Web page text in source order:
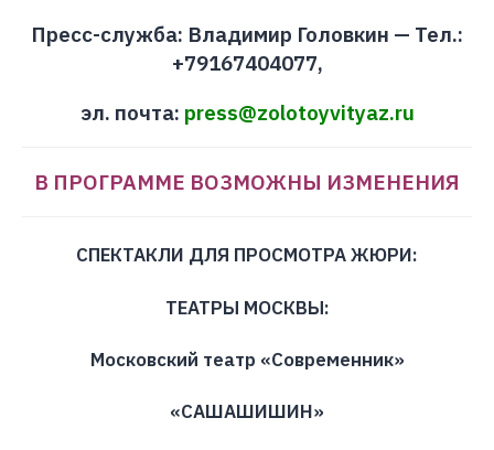
Пресс-служба: Владимир Головкин — Тел.:
+79167404077,
эл. почта: press@zolotoyvityaz.ru
В ПРОГРАММЕ ВОЗМОЖНЫ ИЗМЕНЕНИЯ
СПЕКТАКЛИ ДЛЯ ПРОСМОТРА ЖЮРИ:
ТЕАТРЫ МОСКВЫ:
Московский театр «Современник»
«САШАШИШИН»